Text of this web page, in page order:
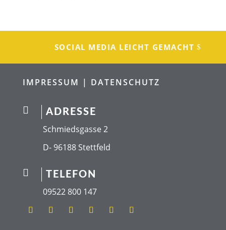
SOCIAL MEDIA LEICHT GEMACHT
IMPRESSUM | DATENSCHUTZ
 ADRESSE
Schmiedsgasse 2
D- 96188 Stettfeld
 TELEFON
09522 800 147